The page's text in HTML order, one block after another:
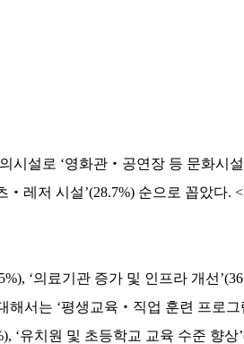
시설로 ‘영화관‧공연장 등 문화시설
‧레저 시설’(28.7%) 순으로 꼽았다.
‘의료기관 증가 및 인프라 개선
서는 ‘평생교육‧직업 훈련 프로그
‘유치원 및 초등학교 교육 수준 향상